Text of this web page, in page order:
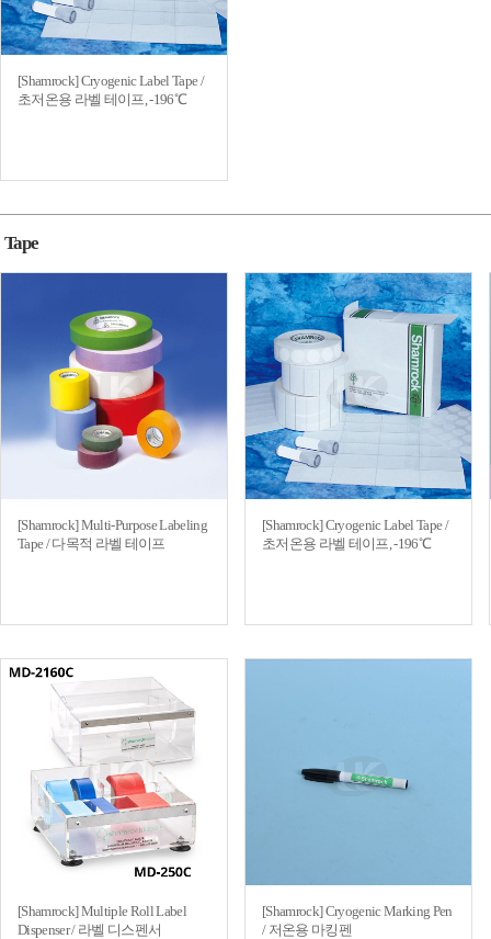
[Shamrock] Cryogenic Label Tape /
초저온용 라벨 테이프, -196℃
Tape
[Shamrock] Multi-Purpose Labeling
Tape / 다목적 라벨 테이프
[Shamrock] Cryogenic Label Tape /
초저온용 라벨 테이프, -196℃
[Shamrock] Multiple Roll Label
Dispenser / 라벨 디스펜서
[Shamrock] Cryogenic Marking Pen
/ 저온용 마킹펜